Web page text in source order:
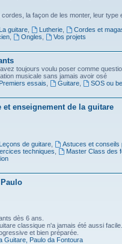
la façon de les monter, leur type
La guitare, Lutherie, Cordes et
Ongles
Vos projets
toujours voulu poser comme
musicale sans jamais avoir osé
Premiers essais Guitare,
SOS ou
et enseignement de la guitare
Leçons de guitare,
Astuces et conseils
techniques Master Class des
dès 6 ans.
classique n'a jamais été aussi facile.
et bien préparée.
Guitare, Paulo da Fontoura